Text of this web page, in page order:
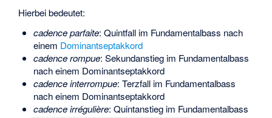
Hierbei bedeutet:
cadence parfaite: Quintfall im Fundamentalbass nach
einem Dominantseptakkord
cadence rompue: Sekundanstieg im Fundamentalbass
nach einem Dominantseptakkord
cadence interrompue: Terzfall im Fundamentalbass
nach einem Dominantseptakkord
cadence irrégulière: Quintanstieg im Fundamentalbass